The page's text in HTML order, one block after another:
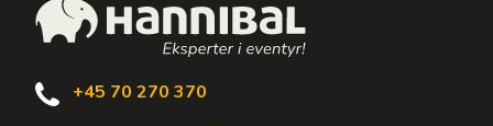
+45 70 270 370